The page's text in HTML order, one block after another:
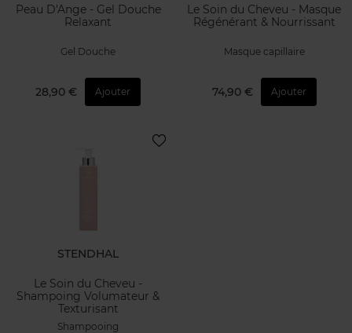
Peau D'Ange - Gel Douche
Relaxant
Gel Douche
28,90 € Ajouter
Le Soin du Cheveu - Masque
Régénérant & Nourrissant
Masque capillaire
74,90 € Ajouter
STENDHAL
Le Soin du Cheveu -
Shampoing Volumateur &
Texturisant
Shampooing